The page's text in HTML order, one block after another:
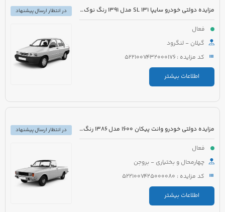
مزایده دولتی خودرو سایپا 131 SL مدل 1391 رنگ نوک مدادی متالیک
فعال
گیلان - لنگرود
کد مزایده : 5221007432000176
اطلاعات بیشتر
در انتظار ارسال پیشنهاد
مزایده دولتی خودرو وانت پیکان 1600 مدل 1386 رنگ سفید روغنی
فعال
چهارمحال و بختیاری - بروجن
کد مزایده : 5221007425000080
اطلاعات بیشتر
در انتظار ارسال پیشنهاد